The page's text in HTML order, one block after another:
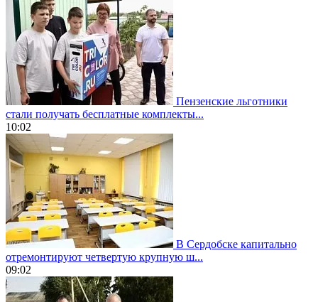
Пензенские льготники
стали получать бесплатные комплекты...
10:02
В Сердобске капитально
отремонтируют четвертую крупную ш...
09:02